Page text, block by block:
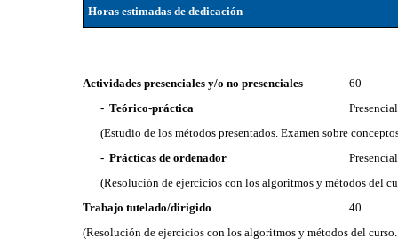
Horas estimadas de dedicación
Actividades presenciales y/o no presenciales
60
- Teórico-práctica
Presencial
(Estudio de los métodos presentados. Examen sobre
- Prácticas de ordenador
Presencial
(Resolución de ejercicios con los algoritmos y métodos del
Trabajo tutelado/dirigido
40
(Resolución de ejercicios con los algoritmos y métodos del